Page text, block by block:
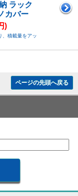
ラック
カバー
)
、積載量をアッ
ページの先頭へ戻る